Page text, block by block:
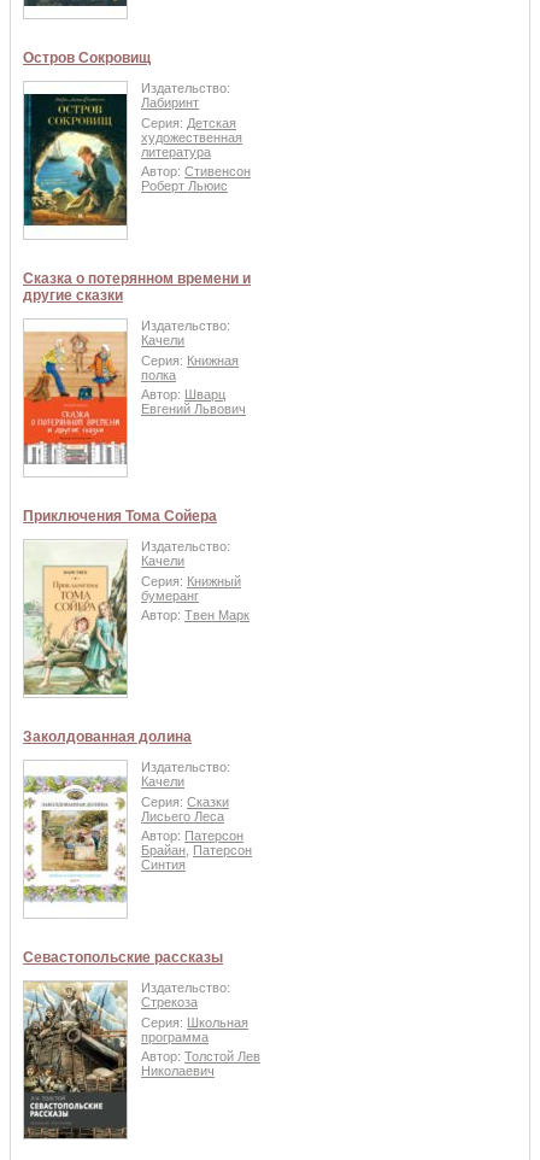
Остров Сокровищ
Издательство:
Лабиринт
Серия: Детская
художественная
литература
Автор: Стивенсон
Роберт Льюис
Сказка о потерянном времени и
другие сказки
Издательство:
Качели
Серия: Книжная
полка
Автор: Шварц
Евгений Львович
Приключения Тома Сойера
Издательство:
Качели
Серия: Книжный
бумеранг
Автор: Твен Марк
Заколдованная долина
Издательство:
Качели
Серия: Сказки
Лисьего Леса
Автор: Патерсон
Брайан Патерсон
Синтия
Севастопольские рассказы
Издательство:
Стрекоза
Серия: Школьная
программа
Автор: Толстой Лев
Николаевич